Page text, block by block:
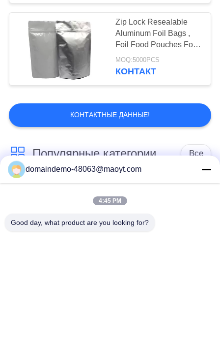
Zip Lock Resealable
Aluminum Foil Bags ,
Foil Food Pouches For
Spice / Snacks
MOQ:5000PCS
КОНТАКТ
КОНТАКТНЫЕ ДАННЫЕ!
Популярные категории Все
зиплок сумки
Биодеградабле
domaindemo-48063@maoyt.com
4:45 PM
Good day, what product are you looking for?